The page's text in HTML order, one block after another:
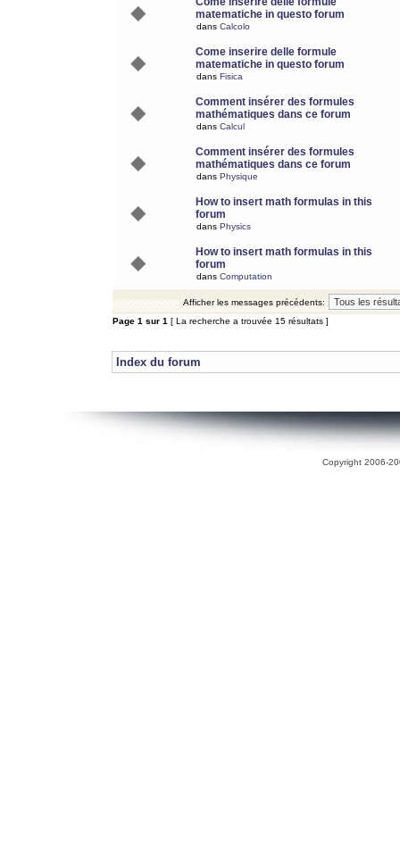
matematiche in questo forum
dans Calcolo
Come inserire delle formule
matematiche in questo forum
dans Fisica
Comment insérer des formules
mathématiques dans ce forum
dans Calcul
Comment insérer des formules
mathématiques dans ce forum
dans Physique
How to insert math formulas in this
forum
dans Physics
How to insert math formulas in this
forum
dans Computation
Afficher les messages précédents:
Page 1 sur 1 [ La recherche a trouvée 15 résultats ]
Index du forum
Copyright 2006-